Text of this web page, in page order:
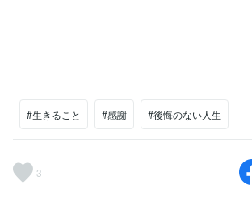
#生きること #感謝 #後悔のない人生
3